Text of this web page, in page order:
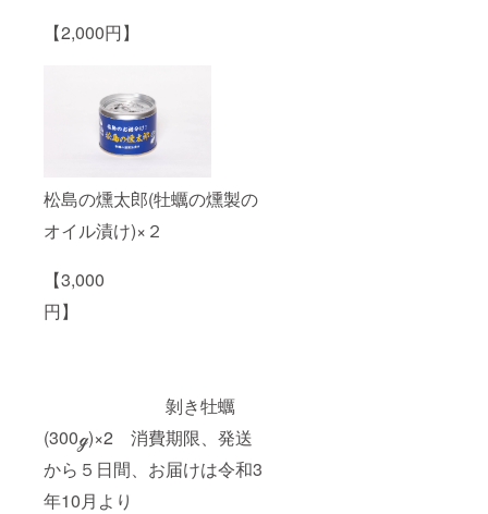
【2,000円】
松島の燻太郎(牡蠣の燻製の
オイル漬け)×２
【3,000
円】
剝き牡蠣
(300ℊ)×2 消費期限、発送
から５日間、お届けは令和3
年10月より